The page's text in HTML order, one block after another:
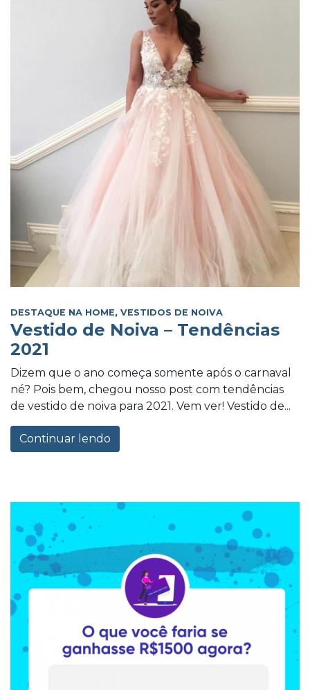
DESTAQUE NA HOME, VESTIDOS DE NOIVA
Vestido de Noiva – Tendências
2021
Dizem que o ano começa somente após o carnaval
né? Pois bem, chegou nosso post com tendências
de vestido de noiva para 2021. Vem ver! Vestido de...
Continuar lendo